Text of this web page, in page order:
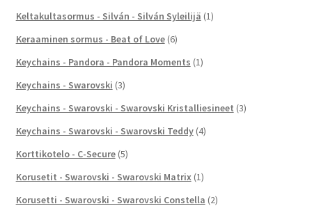
Keltakultasormus - Silván - Silván Syleilijä (1)
Keraaminen sormus - Beat of Love (6)
Keychains - Pandora - Pandora Moments (1)
Keychains - Swarovski (3)
Keychains - Swarovski - Swarovski Kristalliesineet (3)
Keychains - Swarovski - Swarovski Teddy (4)
Korttikotelo - C-Secure (5)
Korusetit - Swarovski - Swarovski Matrix (1)
Korusetti - Swarovski - Swarovski Constella (2)